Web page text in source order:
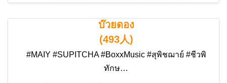
บ๊วยดอง
(493人)
#MAIY #SUPITCHA #BoxxMusic #สุพิชฌาย์ #ชีวพิ
ทักษ…